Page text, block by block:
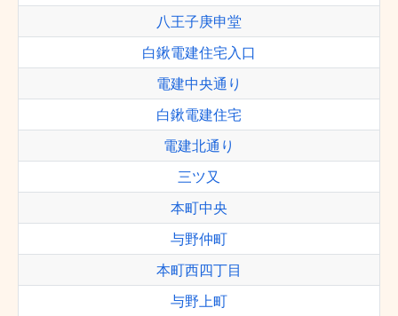
八王子庚申堂
白鍬電建住宅入口
電建中央通り
白鍬電建住宅
電建北通り
三ツ又
本町中央
与野仲町
本町西四丁目
与野上町